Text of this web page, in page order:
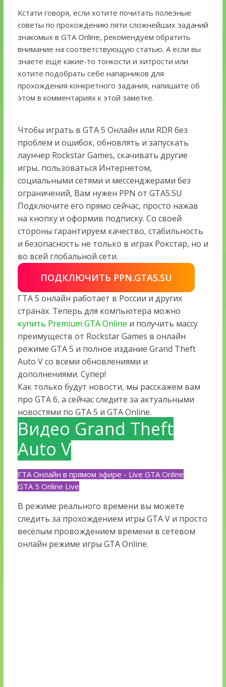
Кстати говоря, если хотите почитать полезные
советы по прохождению пяти сложнейших заданий
знакомых в GTA Online, рекомендуем обратить
внимание на соответствующую статью. А если вы
знаете еще какие-то тонкости и хитрости или
хотите подобрать себе напарников для
прохождения конкретного задания, напишите об
этом в комментариях к этой заметке.
Чтобы играть в GTA 5 Онлайн или RDR без
проблем и ошибок, обновлять и запускать
лаунчер Rockstar Games, скачивать другие
игры, пользоваться Интернетом,
социальными сетями и мессенджерами без
ограничений, Вам нужен PPN от GTA5.SU
Подключите его прямо сейчас, просто нажав
на кнопку и оформив подписку. Со своей
стороны гарантируем качество, стабильность
и безопасность не только в играх Рокстар, но и
во всей глобальной сети.
ПОДКЛЮЧИТЬ PPN.GTA5.SU
ГТА 5 онлайн работает в России и других
странах. Теперь для компьютера можно
купить Premium GTA Online и получить массу
преимуществ от Rockstar Games в онлайн
режиме GTA 5 и полное издание Grand Theft
Auto V со всеми обновлениями и
дополнениями. Супер!
Как только будут новости, мы расскажем вам
про GTA 6, а сейчас следите за актуальными
новостями по GTA 5 и GTA Online.
Видео Grand Theft
Auto V
ГТА Онлайн в прямом эфире - Live GTA Online
GTA 5 Online Live
В режиме реального времени вы можете
следить за прохождением игры GTA V и просто
весёлым провождением времени в сетевом
онлайн режиме игры GTA Online.